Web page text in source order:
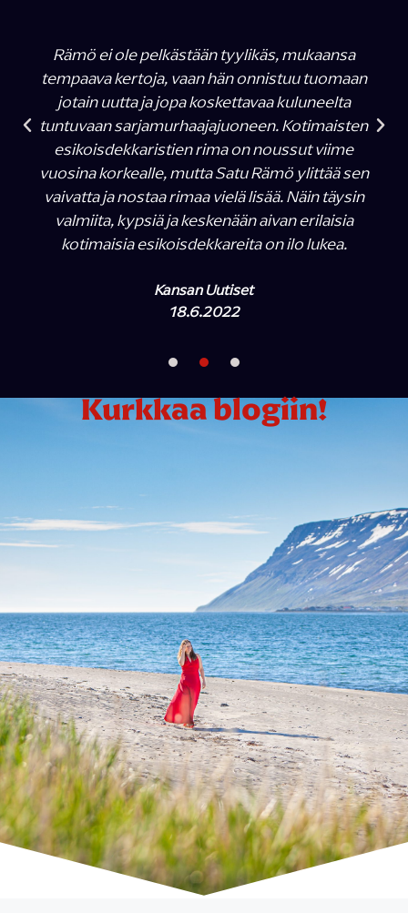
Rämö ei ole pelkästään tyylikäs, mukaansa
tempaava kertoja, vaan hän onnistuu tuomaan
jotain uutta ja jopa koskettavaa kuluneelta
tuntuvaan sarjamurhaajajuoneen. Kotimaisten
esikoisdekkaristien rima on noussut viime
vuosina korkealle, mutta Satu Rämö ylittää sen
vaivatta ja nostaa rimaa vielä lisää. Näin täysin
valmiita, kypsiä ja keskenään aivan erilaisia
kotimaisia esikoisdekkareita on ilo lukea.
Kansan Uutiset
18.6.2022
Kurkkaa blogiin!